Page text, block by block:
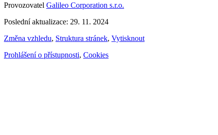
Provozovatel Galileo Corporation s.r.o.
Poslední aktualizace: 29. 11. 2024
Změna vzhledu, Struktura stránek, Vytisknout
Prohlášení o přístupnosti, Cookies